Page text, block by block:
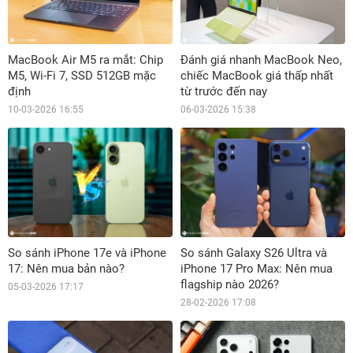
MacBook Air M5 ra mắt: Chip
M5, Wi-Fi 7, SSD 512GB mặc
định
10-03-2026 16:55
Đánh giá nhanh MacBook Neo,
chiếc MacBook giá thấp nhất
từ trước đến nay
06-03-2026 15:38
So sánh iPhone 17e và iPhone
17: Nên mua bản nào?
05-03-2026 17:17
So sánh Galaxy S26 Ultra và
iPhone 17 Pro Max: Nên mua
flagship nào 2026?
28-02-2026 17:08